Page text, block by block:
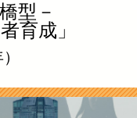
型－
育成」